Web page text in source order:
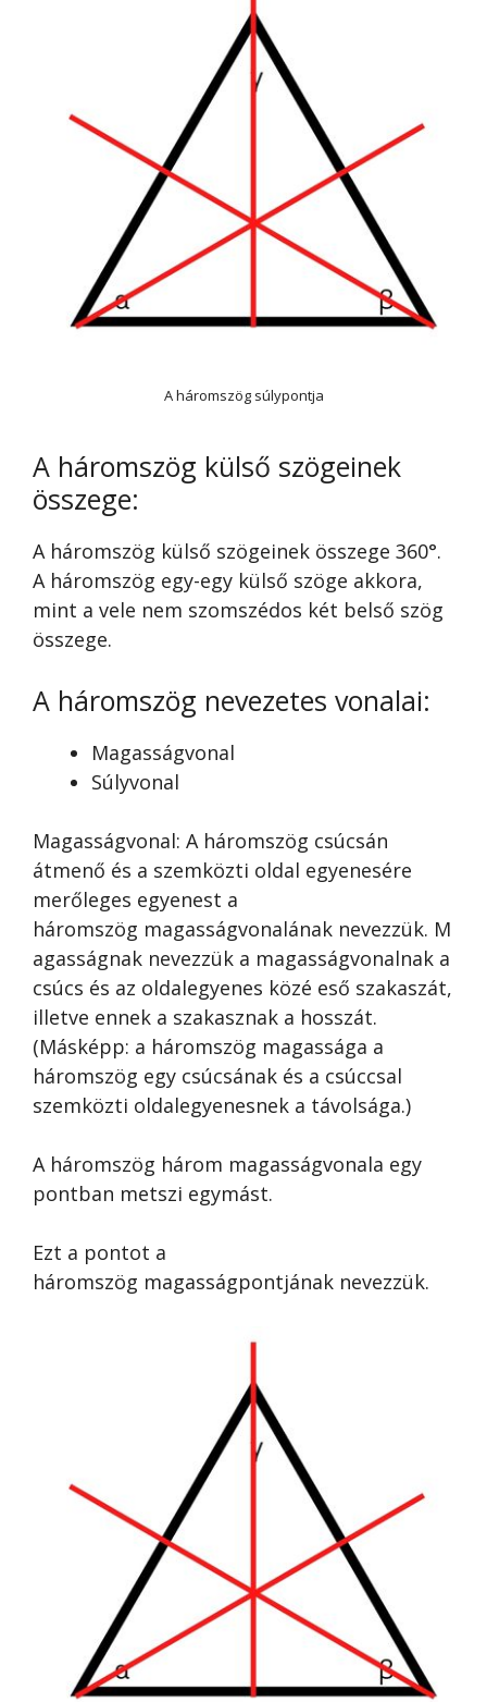
A háromszög súlypontja
A háromszög külső szögeinek
összege:
A háromszög külső szögeinek összege 360°.
A háromszög egy-egy külső szöge akkora,
mint a vele nem szomszédos két belső szög
összege.
A háromszög nevezetes vonalai:
Magasságvonal
Súlyvonal
Magasságvonal: A háromszög csúcsán
átmenő és a szemközti oldal egyenesére
merőleges egyenest a
háromszög magasságvonalának nevezzük. M
agasságnak nevezzük a magasságvonalnak a
csúcs és az oldalegyenes közé eső szakaszát,
illetve ennek a szakasznak a hosszát.
(Másképp: a háromszög magassága a
háromszög egy csúcsának és a csúccsal
szemközti oldalegyenesnek a távolsága.)
A háromszög három magasságvonala egy
pontban metszi egymást.
Ezt a pontot a
háromszög magasságpontjának nevezzük.